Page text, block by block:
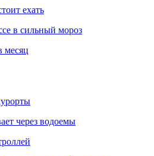
ехать
в сильный мороз
месяц
через водоемы